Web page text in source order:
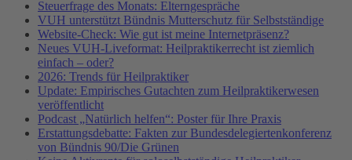
Steuerfrage des Monats: Elterngespräche
VUH unterstützt Bündnis Mutterschutz für Selbstständige
Website-Check: Wie gut ist meine Internetpräsenz?
Neues VUH-Liveformat: Heilpraktikerrecht ist ziemlich
einfach – oder?
2026: Trends für Heilpraktiker
Update: Empirisches Gutachten zum Heilpraktikerwesen
veröffentlicht
Podcast „Natürlich helfen“: Poster für Ihre Praxis
Erstattungsdebatte: Fakten zur Bundesdelegiertenkonferenz
von Bündnis 90/Die Grünen